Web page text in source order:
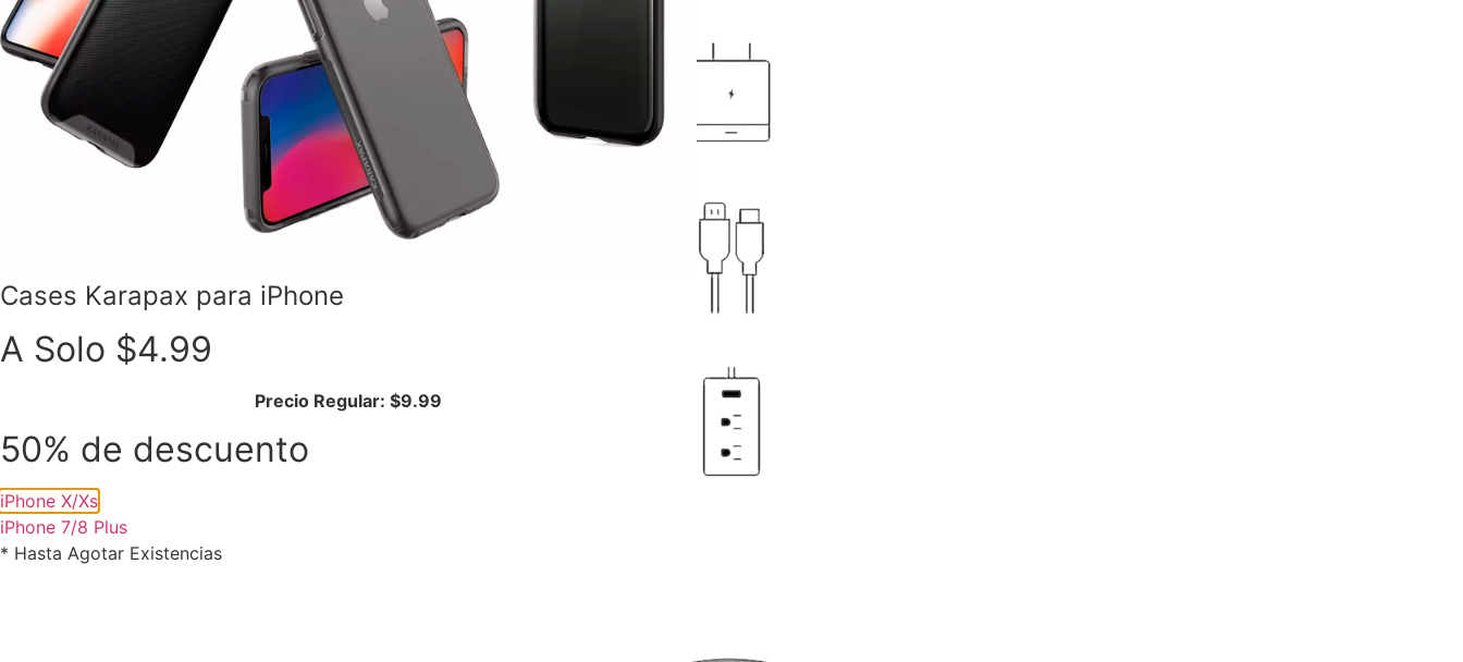
Cases Karapax para iPhone
A Solo $4.99
Precio Regular: $9.99
50% de descuento
iPhone X/Xs
iPhone 7/8 Plus
* Hasta Agotar Existencias